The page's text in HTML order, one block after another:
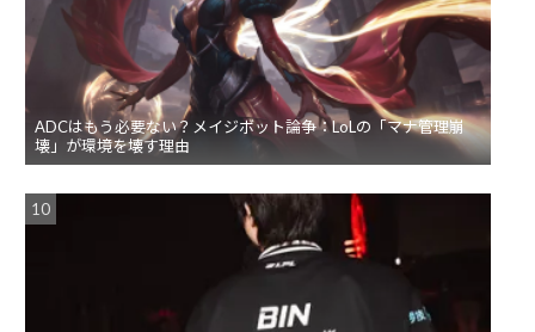
ADCはもう必要ない？メイジボット論争：LoLの「マナ管理崩
壊」が環境を壊す理由